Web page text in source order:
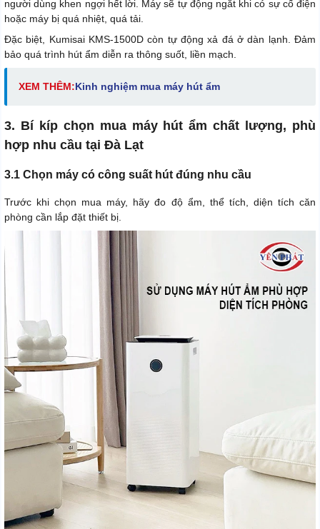
người dùng khen ngợi hết lời. Máy sẽ tự động ngắt khi có sự cố điện
hoặc máy bị quá nhiệt, quá tải.
Đặc biệt, Kumisai KMS-1500D còn tự động xả đá ở dàn lạnh. Đảm
bảo quá trình hút ẩm diễn ra thông suốt, liền mạch.
XEM THÊM:Kinh nghiệm mua máy hút ẩm
3. Bí kíp chọn mua máy hút ẩm chất lượng, phù
hợp nhu cầu tại Đà Lạt
3.1 Chọn máy có công suất hút đúng nhu cầu
Trước khi chọn mua máy, hãy đo độ ẩm, thể tích, diện tích căn
phòng cần lắp đặt thiết bị.